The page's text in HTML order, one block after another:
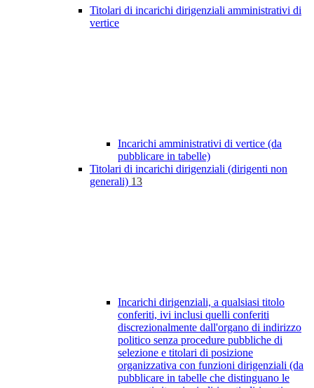
Titolari di incarichi dirigenziali amministrativi di
vertice
Incarichi amministrativi di vertice (da
pubblicare in tabelle)
Titolari di incarichi dirigenziali (dirigenti non
generali) 13
Incarichi dirigenziali, a qualsiasi titolo
conferiti, ivi inclusi quelli conferiti
discrezionalmente dall'organo di indirizzo
politico senza procedure pubbliche di
selezione e titolari di posizione
organizzativa con funzioni dirigenziali (da
pubblicare in tabelle che distinguano le